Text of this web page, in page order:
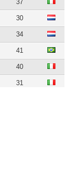
37
30
34
41
40
31